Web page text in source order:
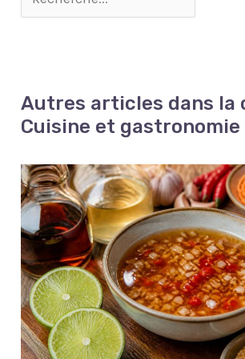
Plus de risque
de fissures ou
accidentelle,
tranquillité à
Polyvalent
Sortes de
Soupes :
grande
oz, ces bols
parfaitement
tous les plats
asiatiques :
japonais,
Lanzhou,
instantanées,
humeur】Ce
peints à la
chaud
parfaitement
de vous
avec votre
cuisine, votre
dressée ou
humeur du
quatre
distinctes,
membre de la
invité peut
propre bol
rendant les
ordonnés et
Les baguettes
de 4,5 mm
sont difficiles à
GENROKU ?
禄 est une ère
de 1688 à
de la période
"baguettes
qu'il y a une
milieu, ce qui
séparation et
l'utilisation.
par paire.5
amoureux
anniversaires ,
anniversaires,
crémaillère,
Laser Unique
baguettes de
qualité
titane argenté
mettent à
vous
baguettes en
sont laser
unique.Pas
décolorer
utilisation à
Autres articles dans la
Cuisine et gastronomie